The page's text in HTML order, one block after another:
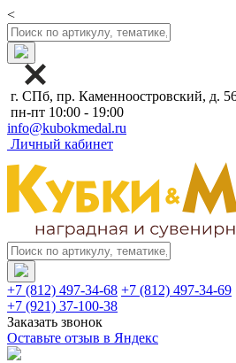
<
г. СПб, пр. Каменноостровский, д.
пн-пт 10:00 - 19:00
info@kubokmedal.ru
Личный кабинет
+7 (812) 497-34-68 +7 (812) 497-34-69
+7 (921) 37-100-38
Заказать звонок
Оставьте отзыв в Яндекс